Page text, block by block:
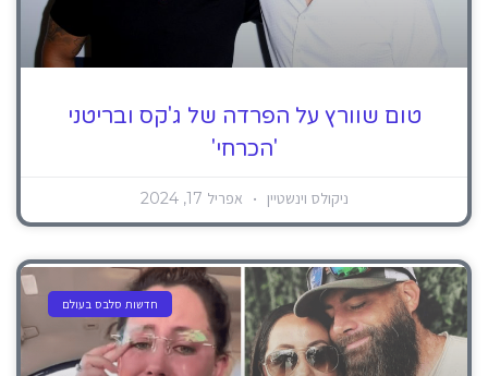
טום שוורץ על הפרדה של ג'קס ובריטני
'הכרחי'
ניקולס וינשטיין אפריל 17, 2024
חדשות סלבס בעולם